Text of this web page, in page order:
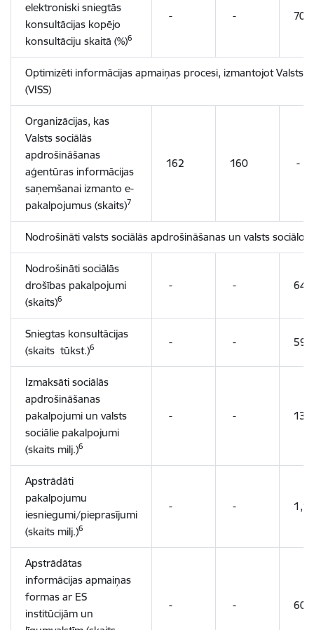
elektroniski sniegtās
konsultācijas kopējo
konsultāciju skaitā (%)6
- - 70,0
Optimizēti informācijas apmaiņas procesi, izmantojot Valsts
(VISS)
Organizācijas, kas
Valsts sociālās
apdrošināšanas
aģentūras informācijas
saņemšanai izmanto e-
pakalpojumus (skaits)7
162 160 -
Nodrošināti valsts sociālās apdrošināšanas un valsts sociālo
Nodrošināti sociālās
drošības pakalpojumi
(skaits)6
- - 64
Sniegtas konsultācijas
(skaits tūkst.)6 - - 592
Izmaksāti sociālās
apdrošināšanas
pakalpojumi un valsts
sociālie pakalpojumi
(skaits milj.)6
- - 13,5
Apstrādāti
pakalpojumu
iesniegumi/pieprasījumi
(skaits milj.)6
- - 1,15
Apstrādātas
informācijas apmaiņas
formas ar ES
institūcijām un
- - 60